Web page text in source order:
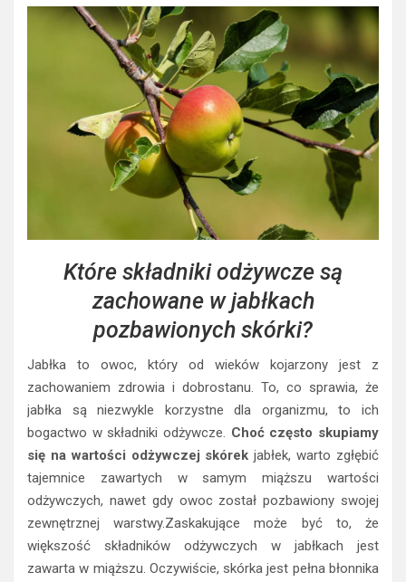
Które składniki odżywcze są
zachowane w jabłkach
pozbawionych skórki?
Jabłka to owoc, który od wieków kojarzony jest z
zachowaniem zdrowia i dobrostanu. To, co sprawia, że
jabłka są niezwykle korzystne dla organizmu, to ich
bogactwo w składniki odżywcze. Choć często skupiamy
się na wartości odżywczej skórek jabłek, warto zgłębić
tajemnice zawartych w samym miąższu wartości
odżywczych, nawet gdy owoc został pozbawiony swojej
zewnętrznej warstwy.Zaskakujące może być to, że
większość składników odżywczych w jabłkach jest
zawarta w miąższu. Oczywiście, skórka jest pełna błonnika